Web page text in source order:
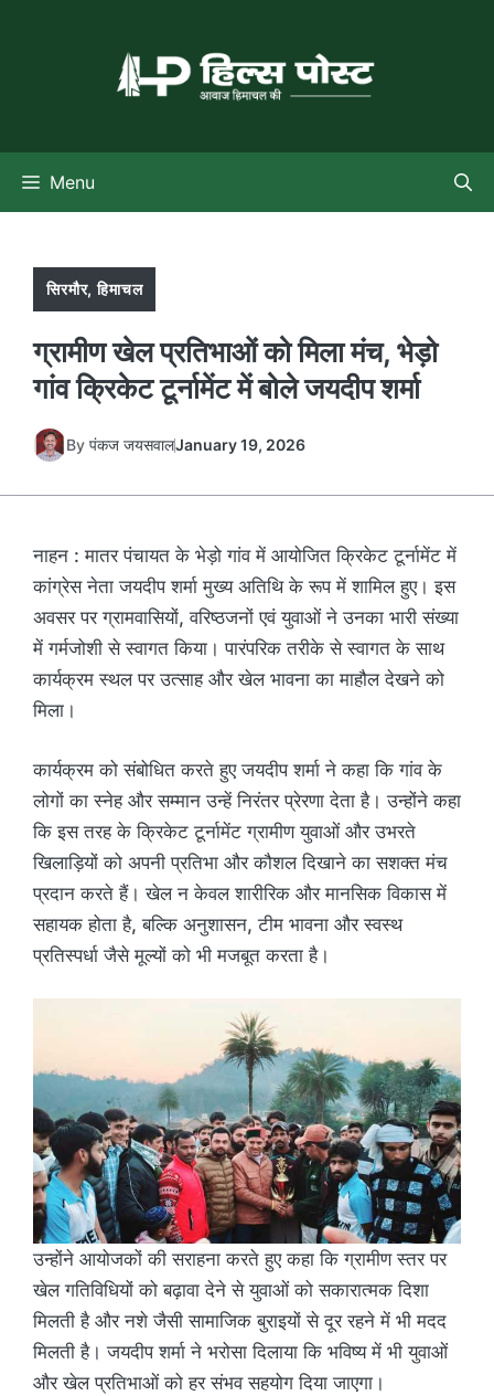
Menu
सिरमौर,हिमाचल
ग्रामीण खेल प्रतिभाओं को मिला मंच, भेड़ो
गांव क्रिकेट टूर्नामेंट में बोले जयदीप शर्मा
By पंकज जयसवालJanuary 19, 2026
नाहन : मातर पंचायत के भेड़ो गांव में आयोजित क्रिकेट टूर्नामेंट में
कांग्रेस नेता जयदीप शर्मा मुख्य अतिथि के रूप में शामिल हुए। इस
अवसर पर ग्रामवासियों, वरिष्ठजनों एवं युवाओं ने उनका भारी संख्या
में गर्मजोशी से स्वागत किया। पारंपरिक तरीके से स्वागत के साथ
कार्यक्रम स्थल पर उत्साह और खेल भावना का माहौल देखने को
मिला।
कार्यक्रम को संबोधित करते हुए जयदीप शर्मा ने कहा कि गांव के
लोगों का स्नेह और सम्मान उन्हें निरंतर प्रेरणा देता है। उन्होंने कहा
कि इस तरह के क्रिकेट टूर्नामेंट ग्रामीण युवाओं और उभरते
खिलाड़ियों को अपनी प्रतिभा और कौशल दिखाने का सशक्त मंच
प्रदान करते हैं। खेल न केवल शारीरिक और मानसिक विकास में
सहायक होता है, बल्कि अनुशासन, टीम भावना और स्वस्थ
प्रतिस्पर्धा जैसे मूल्यों को भी मजबूत करता है।
उन्होंने आयोजकों की सराहना करते हुए कहा कि ग्रामीण स्तर पर
खेल गतिविधियों को बढ़ावा देने से युवाओं को सकारात्मक दिशा
मिलती है और नशे जैसी सामाजिक बुराइयों से दूर रहने में भी मदद
मिलती है। जयदीप शर्मा ने भरोसा दिलाया कि भविष्य में भी युवाओं
और खेल प्रतिभाओं को हर संभव सहयोग दिया जाएगा।